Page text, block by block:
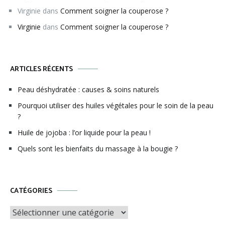
Virginie dans Comment soigner la couperose ?
Virginie dans Comment soigner la couperose ?
ARTICLES RÉCENTS
Peau déshydratée : causes & soins naturels
Pourquoi utiliser des huiles végétales pour le soin de la peau
?
Huile de jojoba : l’or liquide pour la peau !
Quels sont les bienfaits du massage à la bougie ?
CATÉGORIES
Catégories